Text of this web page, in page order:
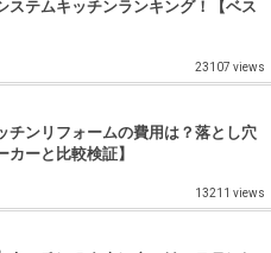
ステムキッチンランキング！【ベス
23107 views
チンリフォームの費用は？落とし穴
カーと比較検証】
13211 views